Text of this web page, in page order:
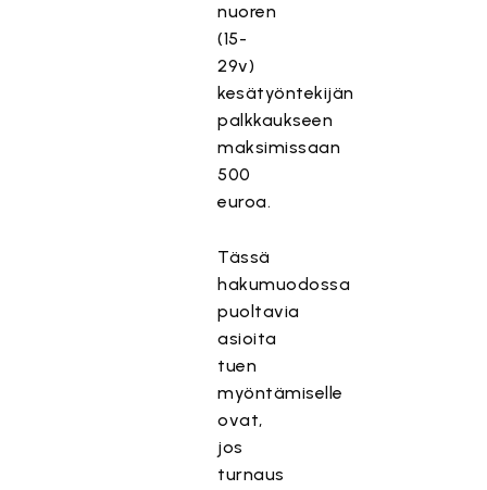
nuoren
(15-
29v)
kesätyöntekijän
palkkaukseen
maksimissaan
500
euroa.
Tässä
hakumuodossa
puoltavia
asioita
tuen
myöntämiselle
ovat,
jos
turnaus